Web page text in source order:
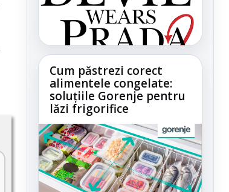
Cum păstrezi corect
alimentele congelate:
soluțiile Gorenje pentru
lăzi frigorifice